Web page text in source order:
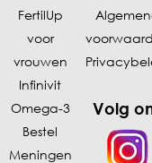
FertilUp
voor
vrouwen
Infinivit
Omega-3
Bestel
Meningen
Volg